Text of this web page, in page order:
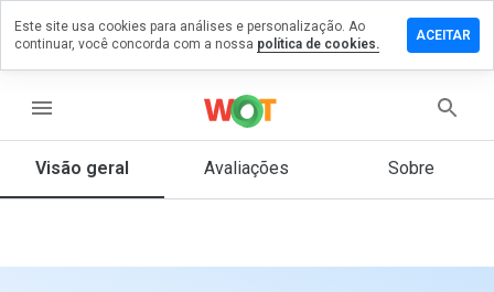
menu
Visão geral Avaliações Sobre
em
De 1
nota
Este site usa cookies para análises e personalização. Ao
continuar, você concorda com a nossa política de cookies.
ACEITAR